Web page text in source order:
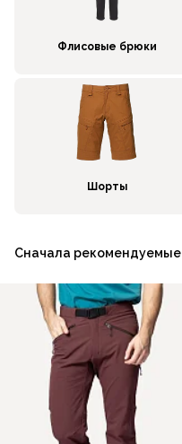
Флисовые брюки
Шорты
Сначала рекомендуемые